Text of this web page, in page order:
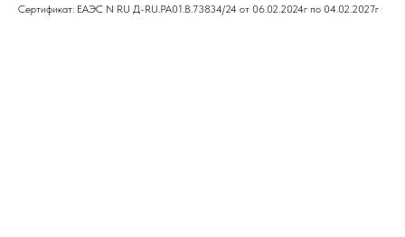
Сертификат: ЕАЭС N RU Д-RU.PA01.B.73834/24 от 06.02.2024г по 04.02.2027г